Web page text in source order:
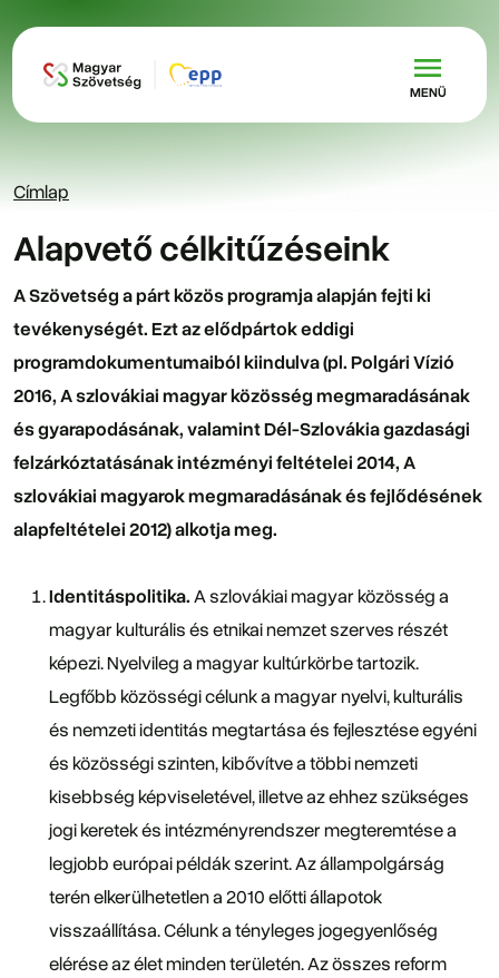
MENÜ
Címlap
Alapvető célkitűzéseink
A Szövetség a párt közös programja alapján fejti ki
tevékenységét. Ezt az elődpártok eddigi
programdokumentumaiból kiindulva (pl. Polgári Vízió
2016, A szlovákiai magyar közösség megmaradásának
és gyarapodásának, valamint Dél-Szlovákia gazdasági
felzárkóztatásának intézményi feltételei 2014, A
szlovákiai magyarok megmaradásának és fejlődésének
alapfeltételei 2012) alkotja meg.
Identitáspolitika.A szlovákiai magyar közösség a
magyar kulturális és etnikai nemzet szerves részét
képezi. Nyelvileg a magyar kultúrkörbe tartozik.
Legfőbb közösségi célunk a magyar nyelvi, kulturális
és nemzeti identitás megtartása és fejlesztése egyéni
és közösségi szinten, kibővítve a többi nemzeti
kisebbség képviseletével, illetve az ehhez szükséges
jogi keretek és intézményrendszer megteremtése a
legjobb európai példák szerint. Az állampolgárság
terén elkerülhetetlen a 2010 előtti állapotok
visszaállítása. Célunk a tényleges jogegyenlőség
elérése az élet minden területén. Az összes reform